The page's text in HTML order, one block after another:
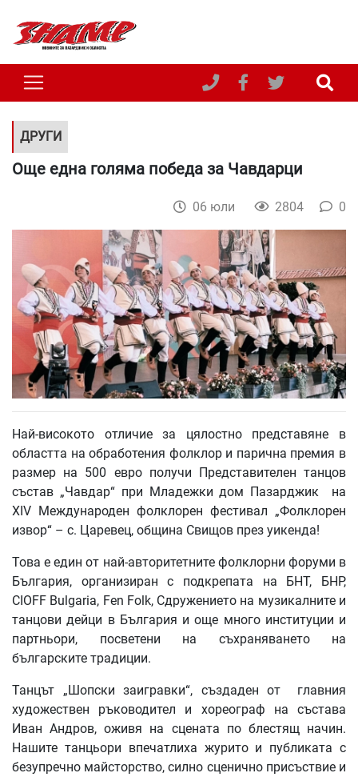
ДРУГИ
Още една голяма победа за Чавдарци
06 юли 2804 0
Най-високото отличие за цялостно представяне в
областта на обработения фолклор и парична премия в
размер на 500 евро получи Представителен танцов
състав „Чавдар“ при Младежки дом Пазарджик на
XIV Международен фолклорен фестивал „Фолклорен
извор“ – с. Царевец, община Свищов през уикенда!
Това е един от най-авторитетните фолклорни форуми в
България, организиран с подкрепата на БНТ, БНР,
CIOFF Bulgaria, Fen Folk, Сдружението на музикалните и
танцови дейци в България и още много институции и
партньори, посветени на съхраняването на
българските традиции.
Танцът „Шопски заигравки“, създаден от главния
художествен ръководител и хореограф на състава
Иван Андров, оживя на сцената по блестящ начин.
Нашите танцьори впечатлиха журито и публиката с
безупречно майсторство, силно сценично присъствие и